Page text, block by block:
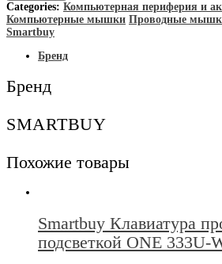
Мышь
проводная
ONE
черно-
зеленая
Categories: Компьютерная периферия и
Компьютерные мышки Проводные
Smartbuy
Бренд
Бренд
SMARTBUY
Похожие товары
Smartbuy Клавиатура
подсветкой ONE 333U-